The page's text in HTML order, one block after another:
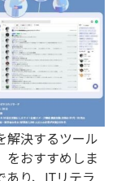
解決するツール
をおすすめしま